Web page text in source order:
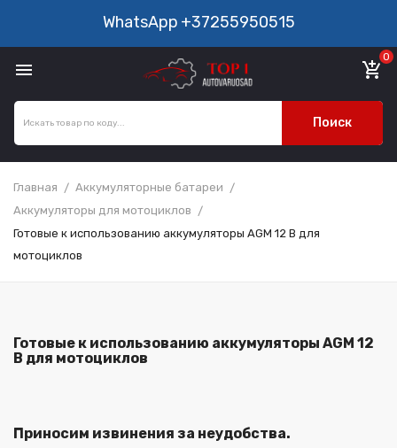
WhatsApp +37255950515
 add_shopping_cart
0
Поиск
Главная
Аккумуляторные батареи
Аккумуляторы для мотоциклов
Готовые к использованию аккумуляторы AGM 12 В для
мотоциклов
Готовые к использованию аккумуляторы AGM 12
В для мотоциклов
Приносим извинения за неудобства.